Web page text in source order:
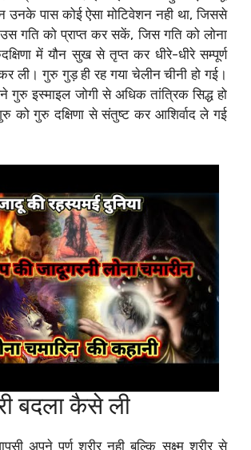
उनके पास कोई ऐसा मोटिवेशन नही था, जिससे
गति को प्राप्त कर सकें, जिस गति को लोना
में यौन सुख से तृप्त कर धीरे-धीरे सम्पूर्ण
कर ली। गुरु गुड़ ही रह गया चेलीन चीनी हो गई।
गुरु इस्माइल जोगी से अधिक तांत्रिक सिद्ध हो
को गुरु दक्षिणा से संतुष्ट कर आशिर्वाद ले गई
बदला कैसे ली
अपने पूर्ण शरीर नही बल्कि सुक्ष्म शरीर से